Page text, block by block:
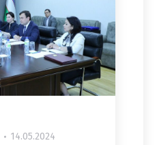
14.05.2024